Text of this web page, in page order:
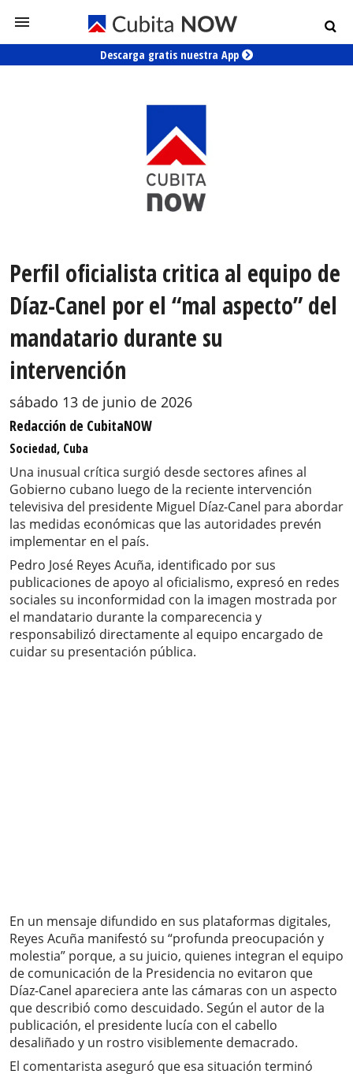
Descarga gratis nuestra App
Perfil oficialista critica al equipo de
Díaz-Canel por el “mal aspecto” del
mandatario durante su
intervención
sábado 13 de junio de 2026
Redacción de CubitaNOW
Sociedad, Cuba
Una inusual crítica surgió desde sectores afines al
Gobierno cubano luego de la reciente intervención
televisiva del presidente Miguel Díaz-Canel para abordar
las medidas económicas que las autoridades prevén
implementar en el país.
Pedro José Reyes Acuña, identificado por sus
publicaciones de apoyo al oficialismo, expresó en redes
sociales su inconformidad con la imagen mostrada por
el mandatario durante la comparecencia y
responsabilizó directamente al equipo encargado de
cuidar su presentación pública.
En un mensaje difundido en sus plataformas digitales,
Reyes Acuña manifestó su “profunda preocupación y
molestia” porque, a su juicio, quienes integran el equipo
de comunicación de la Presidencia no evitaron que
Díaz-Canel apareciera ante las cámaras con un aspecto
que describió como descuidado. Según el autor de la
publicación, el presidente lucía con el cabello
desaliñado y un rostro visiblemente demacrado.
El comentarista aseguró que esa situación terminó